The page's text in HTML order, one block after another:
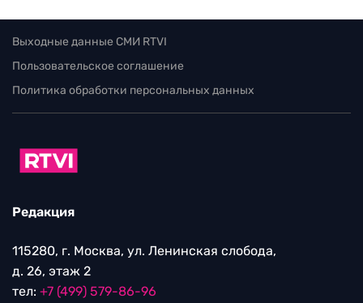
Выходные данные СМИ RTVI
Пользовательское соглашение
Политика обработки персональных данных
Редакция
115280, г. Москва, ул. Ленинская слобода,
д. 26, этаж 2
тел: +7 (499) 579-86-96